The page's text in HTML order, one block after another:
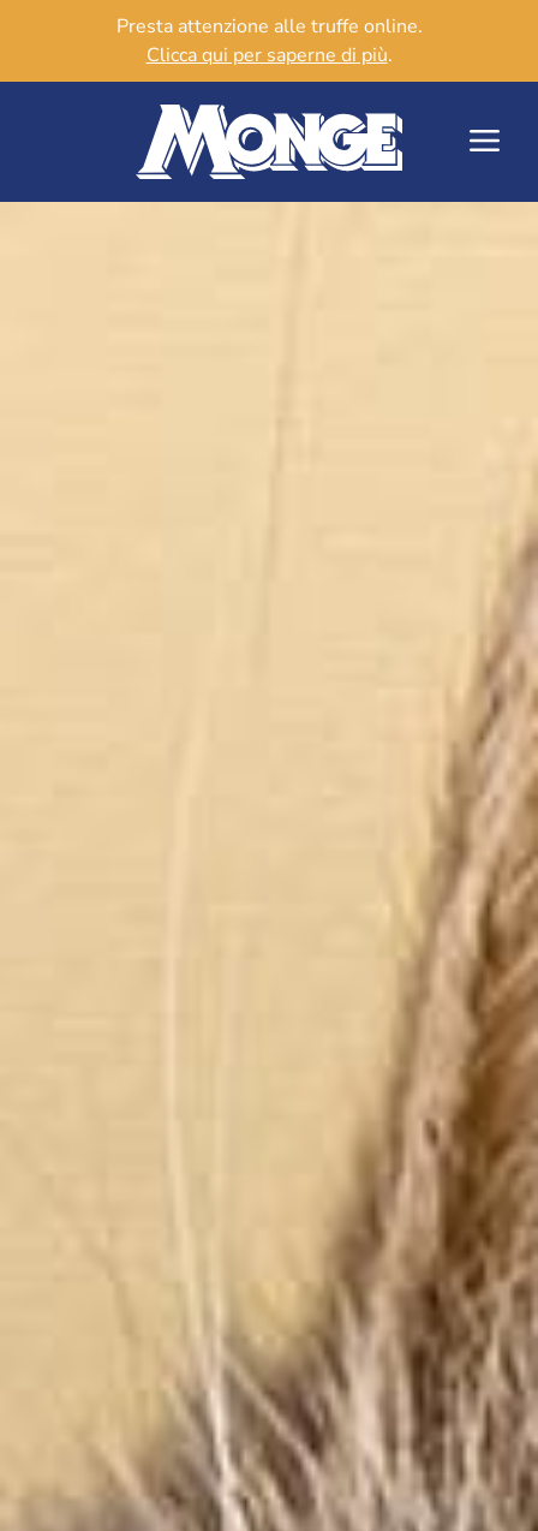
Presta attenzione alle truffe online.
Clicca qui per saperne di più.